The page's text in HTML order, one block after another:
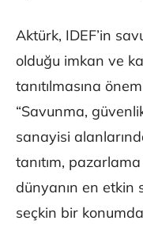
Aktürk, IDEF’in
olduğu imkan ve
tanıtılmasına
“Savunma,
sanayisi
tanıtım,
dünyanın en etkin
seçkin bir